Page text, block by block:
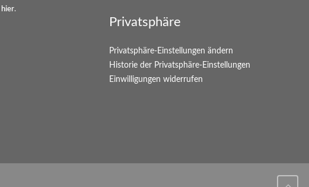
hier.
Privatsphäre
Privatsphäre-Einstellungen ändern
Historie der Privatsphäre-Einstellungen
Einwilligungen widerrufen